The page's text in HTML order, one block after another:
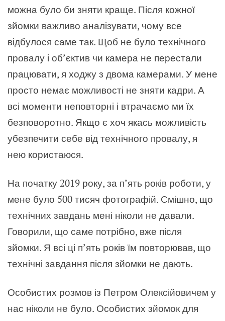
можна було би зняти краще. Після кожної
зйомки важливо аналізувати, чому все
відбулося саме так. Щоб не було технічного
провалу і об’єктив чи камера не перестали
працювати, я ходжу з двома камерами. У мене
просто немає можливості не зняти кадри. А
всі моменти неповторні і втрачаємо ми їх
безповоротно. Якщо є хоч якась можливість
убезпечити себе від технічного провалу, я
нею користаюся.
На початку 2019 року, за п’ять років роботи, у
мене було 500 тисяч фотографій. Смішно, що
технічних завдань мені ніколи не давали.
Говорили, що саме потрібно, вже після
зйомки. Я всі ці п’ять років їм повторював, що
технічні завдання після зйомки не дають.
Особистих розмов із Петром Олексійовичем у
нас ніколи не було. Особистих зйомок для